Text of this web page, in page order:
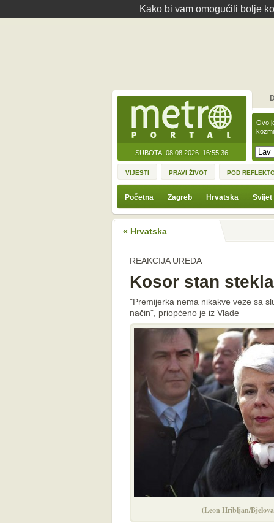
Kako bi vam omogućili bolje
SUBOTA, 08.08.2026. 16:55:36
Ovo
VIJESTI PRAVI ŽIVOT POD
Početna Zagreb Hrvatska Svijet
« Hrvatska
REAKCIJA UREDA
Kosor stan
"Premijerka nema nikakve veze sa
način", priopćeno je iz Vlade
(Leon Hribljan/